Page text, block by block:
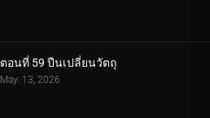
ตอนที่ 59 ปืนเปลี่ยนวัตถุ
May. 13, 2026